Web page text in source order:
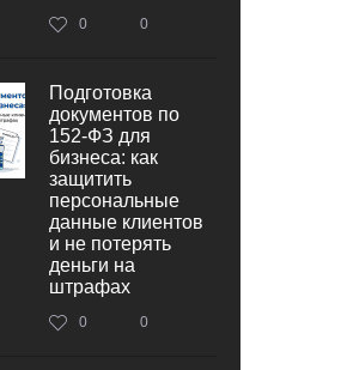
0 0
Подготовка
документов по
152‑ФЗ для
бизнеса: как
защитить
персональные
данные клиентов
и не потерять
деньги на
штрафах
0 0